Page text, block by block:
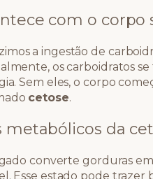
com o corpo
a ingestão de
os carboidratos
Sem eles, o corpo
cetose.
metabólicos da
converte gorduras
Esse estado pode trazer